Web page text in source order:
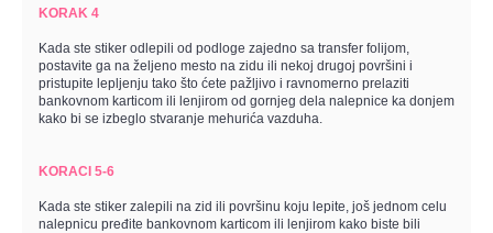
KORAK 4
Kada ste stiker odlepili od podloge zajedno sa transfer folijom,
postavite ga na željeno mesto na zidu ili nekoj drugoj površini i
pristupite lepljenju tako što ćete pažljivo i ravnomerno prelaziti
bankovnom karticom ili lenjirom od gornjeg dela nalepnice ka donjem
kako bi se izbeglo stvaranje mehurića vazduha.
KORACI 5-6
Kada ste stiker zalepili na zid ili površinu koju lepite, još jednom celu
nalepnicu pređite bankovnom karticom ili lenjirom kako biste bili